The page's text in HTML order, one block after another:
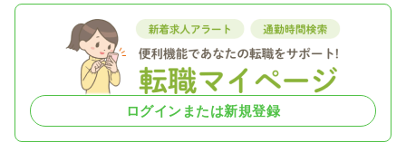
ログインまたは新規登録